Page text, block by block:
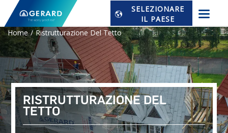
SELEZIONARE
IL PAESE
Home
Ristrutturazione Del Tetto
RISTRUTTURAZIONE DEL
TETTO